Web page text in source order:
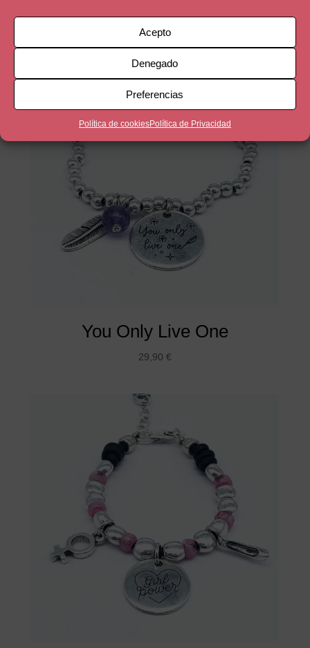
Acepto
Denegado
Preferencias
Política de cookiesPolítica de Privacidad
You Only Live One
29,90 €